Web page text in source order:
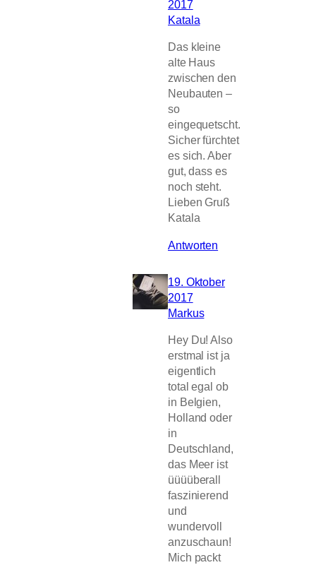
2017
Katala
Das kleine
alte Haus
zwischen den
Neubauten –
so
eingequetscht.
Sicher fürchtet
es sich. Aber
gut, dass es
noch steht.
Lieben Gruß
Katala
Antworten
19. Oktober
2017
Markus
Hey Du! Also
erstmal ist ja
eigentlich
total egal ob
in Belgien,
Holland oder
in
Deutschland,
das Meer ist
üüüüberall
faszinierend
und
wundervoll
anzuschaun!
Mich packt